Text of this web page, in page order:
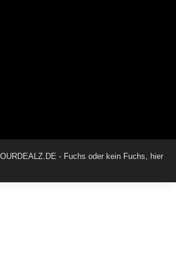
Vielen Dank!
Button
- Fuchs oder kein Fuchs, hier